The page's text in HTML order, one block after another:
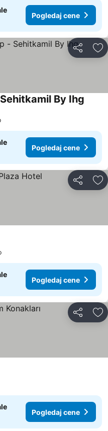
Pogledaj cene
Deli
By Ihg
Pogledaj cene
Deli
cene
Pogledaj cene
Deli
cene
Pogledaj cene